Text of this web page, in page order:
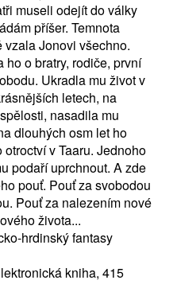
museli odejít do války
příšer. Temnota
vzala Jonovi všechno.
ho o bratry, rodiče, první
Ukradla mu život v
letech, na
nasadila mu
dlouhých osm let ho
otroctví v Taaru. Jednoho
podaří uprchnout. A zde
pouť. Pouť za svobodou
Pouť za nalezením nové
života...
hrdinský fantasy
kniha, 415